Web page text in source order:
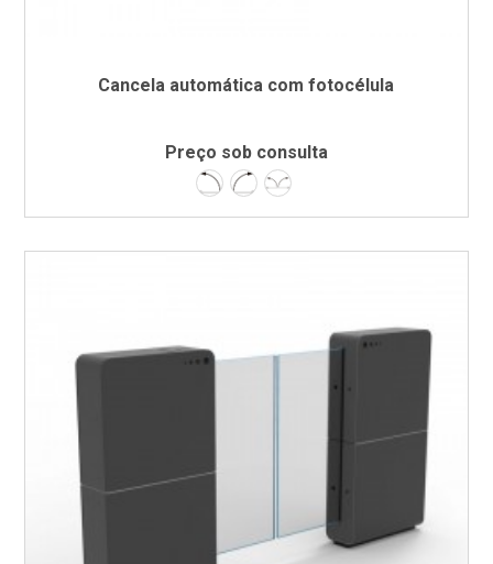
Cancela automática com fotocélula
Preço sob consulta
Esquerda
DireitaDupla